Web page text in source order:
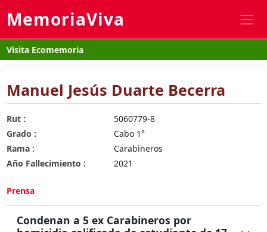
MemoriaViva
Visita Ecomemoria
Manuel Jesús Duarte Becerra
Rut :
5060779-8
Grado :
Cabo 1°
Rama :
Carabineros
Año Fallecimiento :
2021
Prensa
Condenan a 5 ex Carabineros por